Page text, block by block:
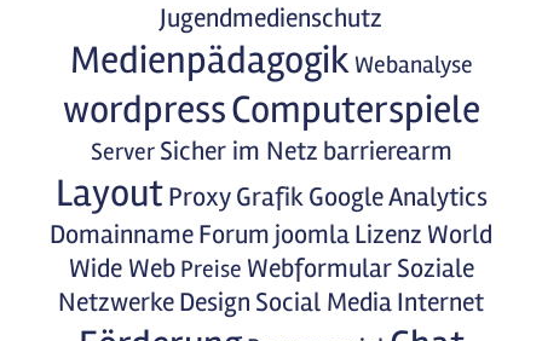
Jugendmedienschutz
Medienpädagogik Webanalyse
wordpressComputerspiele
Server Sicher im Netz barrierearm
Layout Proxy Grafik Google Analytics
DomainnameForum joomlaLizenz World
Wide Web Preise Webformular Soziale
NetzwerkeDesign Social MediaInternet